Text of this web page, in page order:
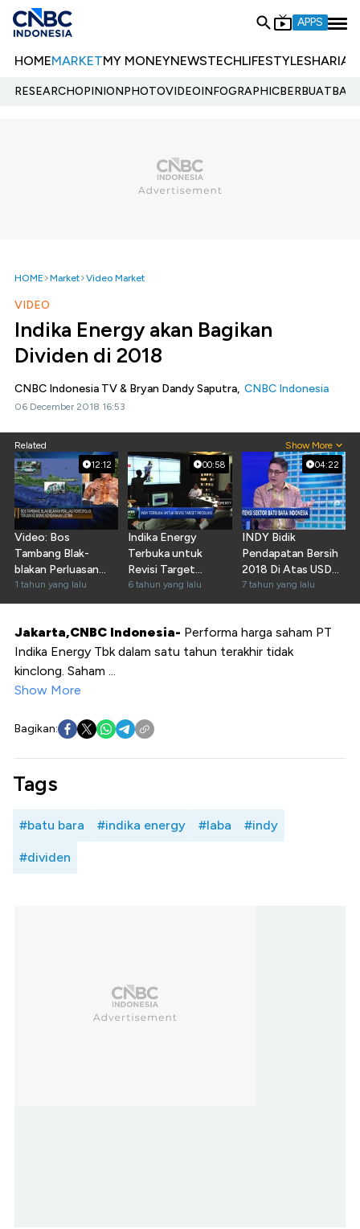
APPS
HOMEMARKETMY MONEYNEWSTECHLIFESTYLESHARIA
RESEARCHOPINIONPHOTOVIDEOINFOGRAPHIC
HOME Market Video Market
VIDEO
Indika Energy akan Bagikan
Dividen di 2018
CNBC Indonesia TV & Bryan Dandy Saputra, CNBC Indonesia
06 December 2018 16:53
Related Show More
12:12
Video: Bos
Tambang Blak-
blakan Perluasan
Portofolio, Terjun
ke EV
1 tahun yang lalu
00:58
Indika Energy
Terbuka untuk
Revisi Target
Produksi
6 tahun yang lalu
04:22
INDY Bidik
Pendapatan Bersih
2018 Di Atas USD
100 Juta
7 tahun yang lalu
Jakarta,CNBC Indonesia- Performa harga saham PT
Indika Energy Tbk dalam satu tahun terakhir tidak
kinclong. Saham ...
Show More
Bagikan:
Tags
#batu bara #indika energy #laba #indy
#dividen